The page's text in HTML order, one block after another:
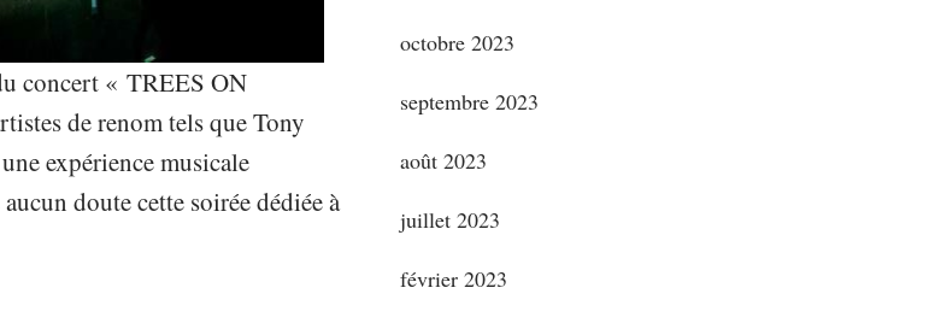
concert « TREES ON
de renom tels que Tony
expérience musicale
doute cette soirée dédiée à
octobre 2023
septembre 2023
août 2023
juillet 2023
février 2023